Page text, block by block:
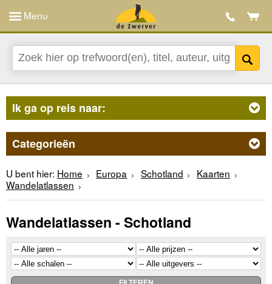
Menu
Ik ga op reis naar:
Categorieën
U bent hier: Home Europa Schotland
Kaarten
Wandelatlassen
Wandelatlassen - Schotland